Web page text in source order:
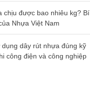
chịu được bao nhiêu kg? Bí
Nhựa Việt Nam
dây rút nhựa đúng kỹ
công điện và công nghiệp